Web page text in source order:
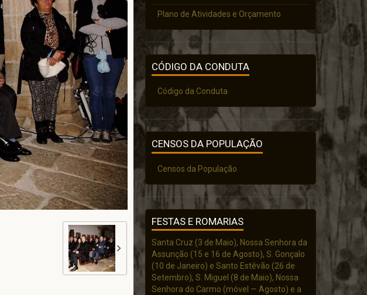
Plano de Atividades e Orçamento
CÓDIGO DA CONDUTA
Código da Conduta
CENSOS DA POPULAÇÃO
Censos da População
FESTAS E ROMARIAS
Santa Cruz (3 de Maio), Nossa Senhora da
Assunção (15 e 16 de Agosto), S. Gonçalo
(10 de Janeiro) e Santo Estêvão (26 de
Setembro), S. Miguel (8 de Maio), Nossa
Senhora do Carmo (móvel — Agosto) e a